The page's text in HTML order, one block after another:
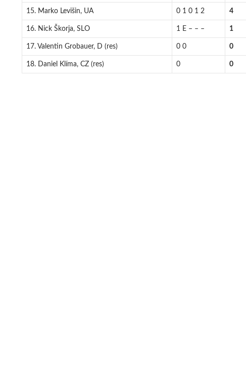
15. Marko Levišin, UA 0 1 0 1 2 4
16. Nick Škorja, SLO 1 E – – – 1
17. Valentin Grobauer, D (res) 0 0 0
18. Daniel Klíma, CZ (res) 0 0